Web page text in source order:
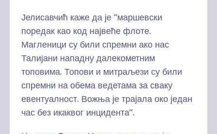
Јелисавчић каже да је “маршевски
поредак као код највеће флоте.
Магленици су били спремни ако нас
Талијани нападну далекометним
топовима. Топови и митраљези су били
спремни на обема ведетама за сваку
евентуалност. Вожња је трајала око један
час без икаквог инцидента“.